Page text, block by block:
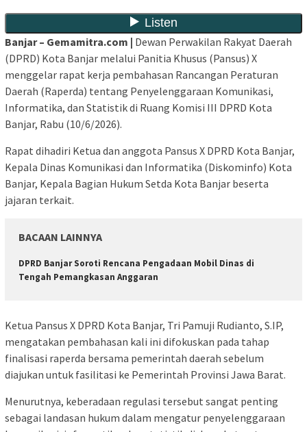
Banjar – Gemamitra.com | Dewan Perwakilan Rakyat Daerah
(DPRD) Kota Banjar melalui Panitia Khusus (Pansus) X
menggelar rapat kerja pembahasan Rancangan Peraturan
Daerah (Raperda) tentang Penyelenggaraan Komunikasi,
Informatika, dan Statistik di Ruang Komisi III DPRD Kota
Banjar, Rabu (10/6/2026).
Rapat dihadiri Ketua dan anggota Pansus X DPRD Kota Banjar,
Kepala Dinas Komunikasi dan Informatika (Diskominfo) Kota
Banjar, Kepala Bagian Hukum Setda Kota Banjar beserta
jajaran terkait.
BACAAN LAINNYA
DPRD Banjar Soroti Rencana Pengadaan Mobil Dinas di
Tengah Pemangkasan Anggaran
Ketua Pansus X DPRD Kota Banjar, Tri Pamuji Rudianto, S.IP,
mengatakan pembahasan kali ini difokuskan pada tahap
finalisasi raperda bersama pemerintah daerah sebelum
diajukan untuk fasilitasi ke Pemerintah Provinsi Jawa Barat.
Menurutnya, keberadaan regulasi tersebut sangat penting
sebagai landasan hukum dalam mengatur penyelenggaraan